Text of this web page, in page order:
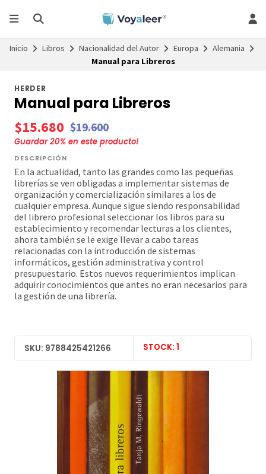
Inicio Libros Nacionalidad del Autor Europa
Alemania
Manual para Libreros
HERDER
Manual para Libreros
$15.680 $19.600
Guardar20% en este producto!
DESCRIPCIÓN
En la actualidad, tanto las grandes como las pequeñas
librerías se ven obligadas a implementar sistemas de
organización y comercialización similares a los de
cualquier empresa. Aunque sigue siendo responsabilidad
del librero profesional seleccionar los libros para su
establecimiento y recomendar lecturas a los clientes,
ahora también se le exige llevar a cabo tareas
relacionadas con la introducción de sistemas
informáticos, gestión administrativa y control
presupuestario. Estos nuevos requerimientos implican
adquirir conocimientos que antes no eran necesarios para
la gestión de una librería.
SKU: 9788425421266 STOCK: 1